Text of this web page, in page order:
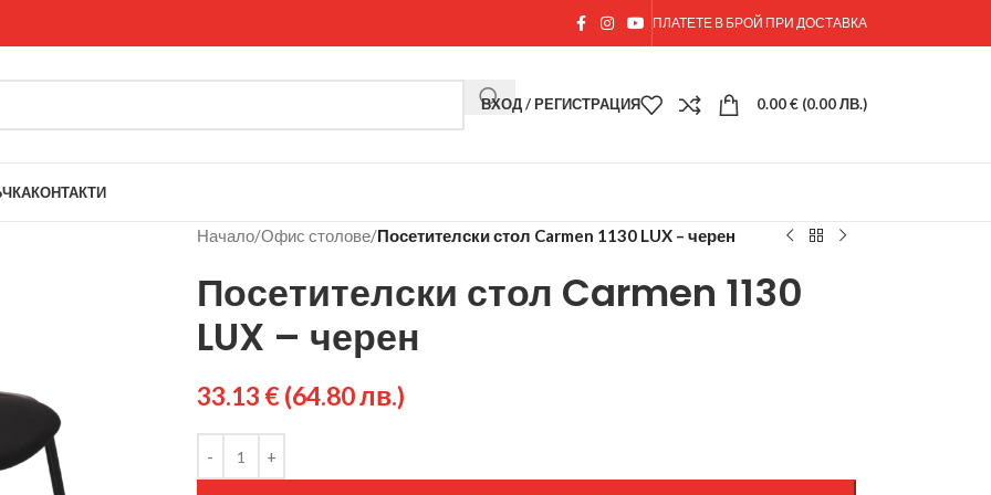
ПЛАТЕТЕ В БРОЙ ПРИ ДОСТАВКА
ВХОД / РЕГИСТРАЦИЯ 0.00€ (0.00 ЛВ.)
КОНТАКТИ
Начало/Офис столове/Посетителски стол Carmen 1130 LUX – черен
Посетителски стол Carmen 1130
LUX – черен
33.13 €(64.80 лв.)